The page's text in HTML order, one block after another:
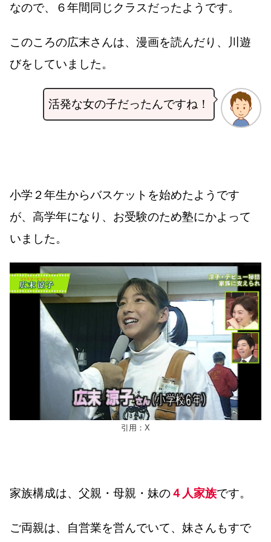
なので、６年間同じクラスだったようです。
このころの広末さんは、漫画を読んだり、川遊
びをしていました。
活発な女の子だったんですね！
小学２年生からバスケットを始めたようです
が、高学年になり、お受験のため塾にかよって
いました。
引用：X
家族構成は、父親・母親・妹の４人家族です。
ご両親は、自営業を営んでいて、妹さんもすで